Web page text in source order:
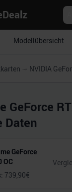
Modellübersicht
NVIDIA
GeForce
Daten
GeForce
OC
739,90€